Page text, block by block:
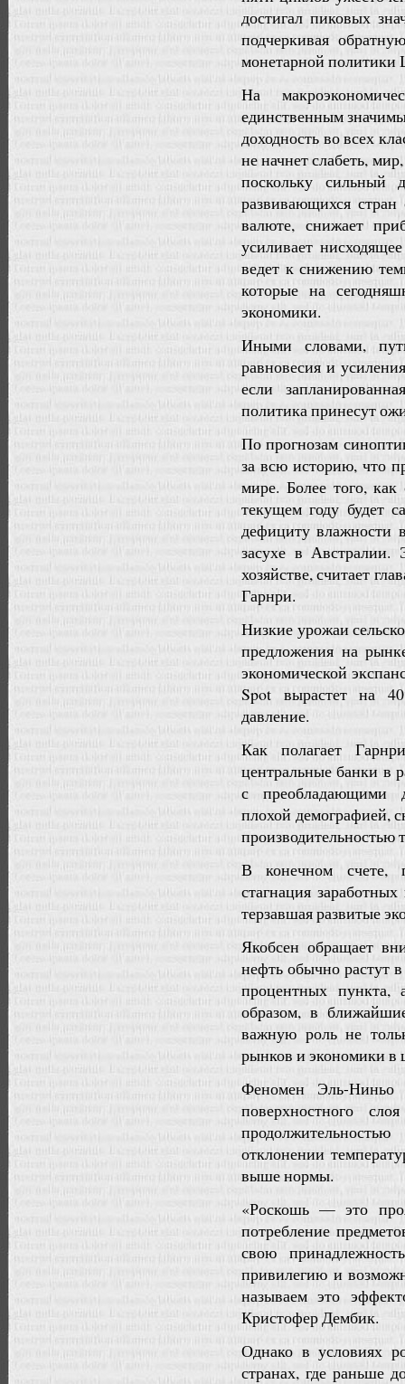
достигал пиковых
подчеркивая
монетарной политики
На
единственным
доходность во всех
не начнет слабеть,
поскольку сильный
развивающихся
валюте, снижает
усиливает
ведет к снижению
которые на
экономики.
Иными словами,
равновесия и
если
политика принесут
По прогнозам
за всю историю, что
мире. Более того,
текущем году будет
дефициту влажности
засухе в Австралии.
хозяйстве, считает
Гарнри.
Низкие урожаи
предложения на
экономической
Spot вырастет на
давление.
Как полагает
центральные банки в
с преобладающими
плохой демографией,
производительностью
В конечном счете,
стагнация
терзавшая развитые
Якобсен обращает
нефть обычно растут
процентных пункта,
образом, в
важную роль не
рынков и экономики в
Феномен Эль-Ниньо
поверхностного
отклонении
выше нормы.
«Роскошь — это
потребление
свою
привилегию и
называем это
Кристофер Дембик.
Однако в условиях
странах, где раньше